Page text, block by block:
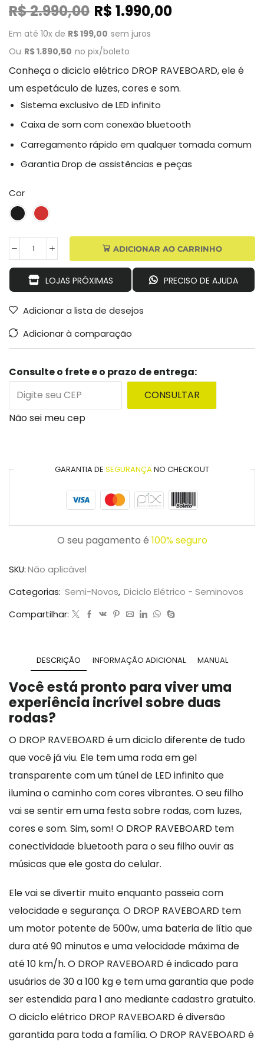
R$2.990,00 R$ 1.990,00
Em até 10x de R$199,00 sem juros
Ou R$1.890,50 no pix/boleto
Conheça o diciclo elétrico DROP RAVEBOARD, ele é
um espetáculo de luzes, cores e som.
Sistema exclusivo de LED infinito
Caixa de som com conexão bluetooth
Carregamento rápido em qualquer tomada comum
Garantia Drop de assistências e peças
Cor
ADICIONAR AO CARRINHO
LOJAS PRÓXIMAS PRECISO DE AJUDA
Adicionar a lista de desejos
Adicionar à comparação
Consulte o frete e o prazo de entrega:
CONSULTAR
Não sei meu cep
GARANTIA DE SEGURANÇANO CHECKOUT
O seu pagamento é 100% seguro
SKU:Não aplicável
Categorias: Semi-Novos, Diciclo Elétrico - Seminovos
Compartilhar:
DESCRIÇÃO INFORMAÇÃO ADICIONAL MANUAL
Você está pronto para viver uma
experiência incrível sobre duas
rodas?
O DROP RAVEBOARD é um diciclo diferente de tudo
que você já viu. Ele tem uma roda em gel
transparente com um túnel de LED infinito que
ilumina o caminho com cores vibrantes. O seu filho
vai se sentir em uma festa sobre rodas, com luzes,
cores e som. Sim, som! O DROP RAVEBOARD tem
conectividade bluetooth para o seu filho ouvir as
músicas que ele gosta do celular.
Ele vai se divertir muito enquanto passeia com
velocidade e segurança. O DROP RAVEBOARD tem
um motor potente de 500w, uma bateria de lítio que
dura até 90 minutos e uma velocidade máxima de
até 10 km/h. O DROP RAVEBOARD é indicado para
usuários de 30 a 100 kg e tem uma garantia que pode
ser estendida para 1 ano mediante cadastro gratuito.
O diciclo elétrico DROP RAVEBOARD é diversão
garantida para toda a família. O DROP RAVEBOARD é